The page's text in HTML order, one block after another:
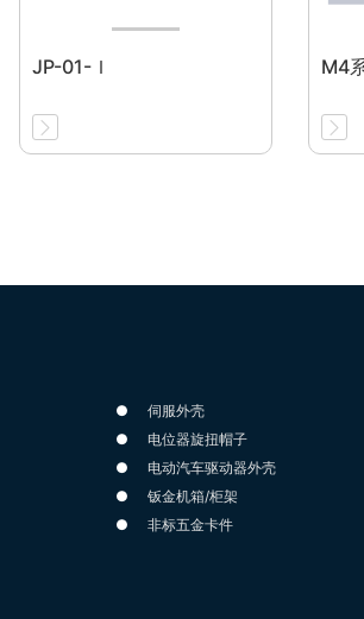
JP-01-Ｉ M4
伺服外壳
电位器旋扭帽子
电动汽车驱动器外壳
钣金机箱/柜架
非标五金卡件